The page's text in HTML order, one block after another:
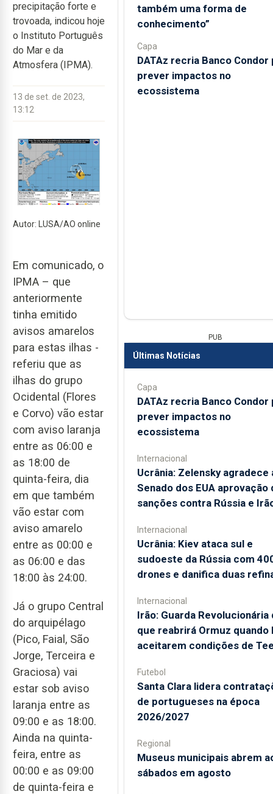
precipitação forte e
trovoada, indicou hoje
o Instituto Português
do Mar e da
Atmosfera (IPMA).
13 de set. de 2023,
13:12
Autor: LUSA/AO online
Em comunicado, o
IPMA – que
anteriormente
tinha emitido
avisos amarelos
para estas ilhas -
referiu que as
ilhas do grupo
Ocidental (Flores
e Corvo) vão estar
com aviso laranja
entre as 06:00 e
as 18:00 de
quinta-feira, dia
em que também
vão estar com
aviso amarelo
entre as 00:00 e
as 06:00 e das
18:00 às 24:00.
Já o grupo Central
do arquipélago
(Pico, Faial, São
Jorge, Terceira e
Graciosa) vai
estar sob aviso
laranja entre as
09:00 e as 18:00.
Ainda na quinta-
feira, entre as
00:00 e as 09:00
de quinta-feira e
também uma forma de
conhecimento”
Capa
DATAz recria Banco Condor
prever impactos no
ecossistema
PUB
Últimas Notícias
Capa
DATAz recria Banco Condor
prever impactos no
ecossistema
Internacional
Ucrânia: Zelensky agradece
Senado dos EUA aprovação
sanções contra Rússia e
Internacional
Ucrânia: Kiev ataca sul e
sudoeste da Rússia com
drones e danifica duas
Internacional
Irão: Guarda Revolucionária
que reabrirá Ormuz quando
aceitarem condições de
Futebol
Santa Clara lidera
de portugueses na época
2026/2027
Regional
Museus municipais abrem
sábados em agosto